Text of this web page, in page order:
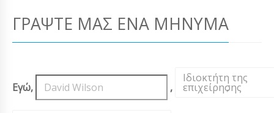
ΓΡΆΨΤΕ ΜΑΣ ΈΝΑ ΜΉΝΥΜΑ
Εγώ, ,
Ιδιοκτήτη της
επιχείρησης
,